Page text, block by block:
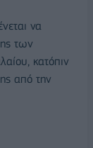
να
των
κατόπιν
από την